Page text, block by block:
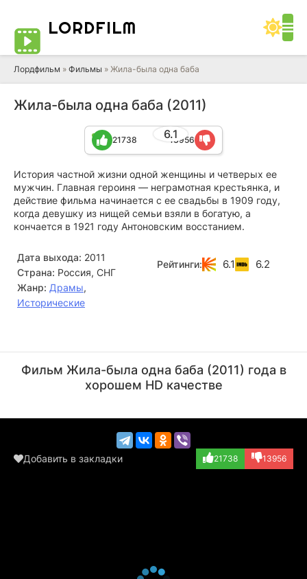
LORDFILM
Лордфильм » Фильмы » Жила-была одна баба
Жила-была одна баба (2011)
6.1
21738 13956
История частной жизни одной женщины и четверых ее
мужчин. Главная героиня — неграмотная крестьянка, и
действие фильма начинается с ее свадьбы в 1909 году,
когда девушку из нищей семьи взяли в богатую, а
кончается в 1921 году Антоновским восстанием.
Дата выхода: 2011
Страна: Россия, СНГ
Жанр: Драмы,
Исторические
Рейтинги: 6.1 6.2
(Баранчик)
(Бодунок)
Фильм Жила-была одна баба (2011) года в
хорошем HD качестве
Добавить в закладки 21738 13956